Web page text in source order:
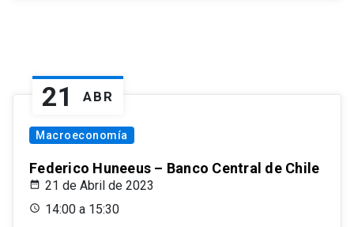
21 ABR
Macroeconomía
Federico Huneeus – Banco Central de Chile
21 de Abril de 2023
14:00 a 15:30